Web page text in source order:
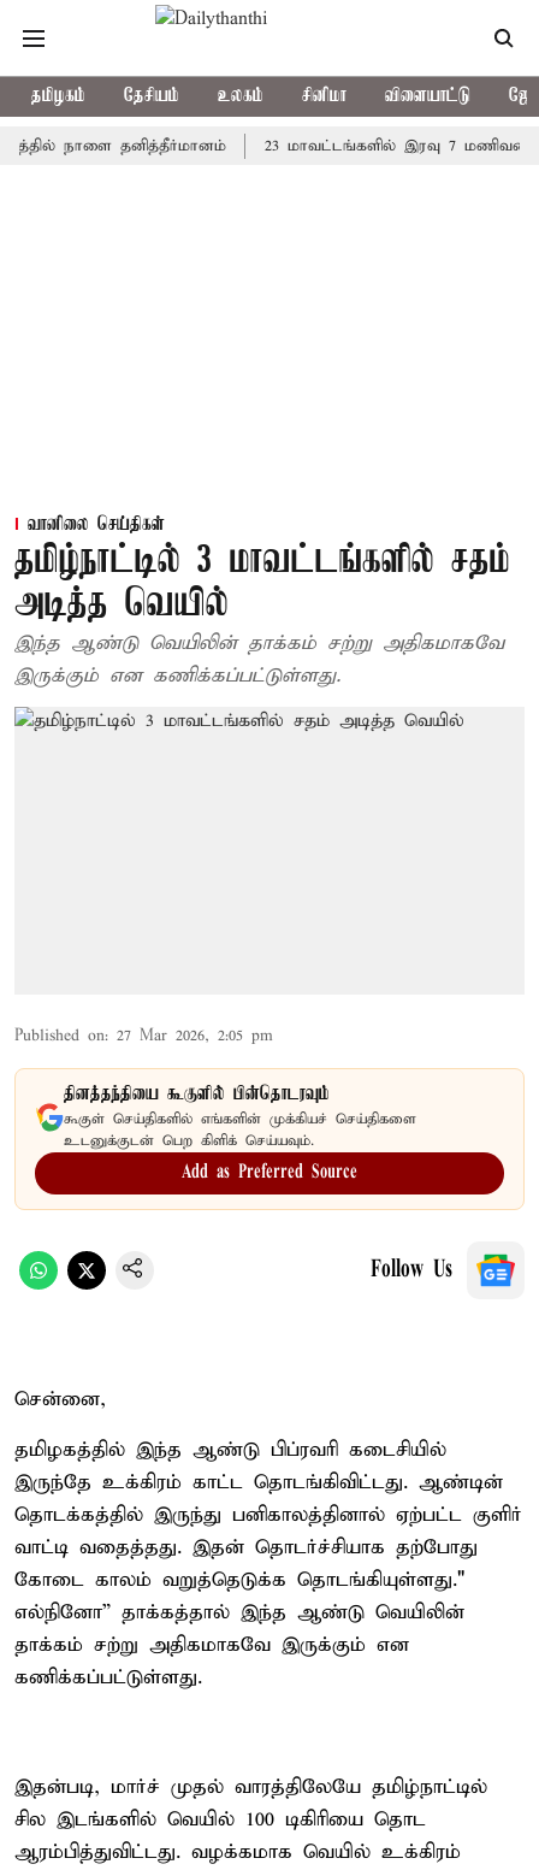
தமிழகம் தேசியம் உலகம் சினிமா விளையாட்டு
நாளை தனித்தீர்மானம் 23 மாவட்டங்களில் இரவு 7 மணிவரை மழை
வானிலை செய்திகள்
தமிழ்நாட்டில் 3 மாவட்டங்களில் சதம்
அடித்த வெயில்
இந்த ஆண்டு வெயிலின் தாக்கம் சற்று அதிகமாகவே
இருக்கும் என கணிக்கப்பட்டுள்ளது.
Published on: 27 Mar 2026, 2:05 pm
தினத்தந்தியை கூகுளில் பின்தொடரவும்
கூகுள் செய்திகளில் எங்களின் முக்கியச் செய்திகளை
உடனுக்குடன் பெற கிளிக் செய்யவும்.
Add as Preferred Source
Follow Us
சென்னை,
தமிழகத்தில் இந்த ஆண்டு பிப்ரவரி கடைசியில்
இருந்தே உக்கிரம் காட்ட தொடங்கிவிட்டது. ஆண்டின்
தொடக்கத்தில் இருந்து பனிகாலத்தினால் ஏற்பட்ட குளிர்
வாட்டி வதைத்தது. இதன் தொடர்ச்சியாக தற்போது
கோடை காலம் வறுத்தெடுக்க தொடங்கியுள்ளது."
எல்நினோ” தாக்கத்தால் இந்த ஆண்டு வெயிலின்
தாக்கம் சற்று அதிகமாகவே இருக்கும் என
கணிக்கப்பட்டுள்ளது.
இதன்படி, மார்ச் முதல் வாரத்திலேயே தமிழ்நாட்டில்
சில இடங்களில் வெயில் 100 டிகிரியை தொட
ஆரம்பித்துவிட்டது. வழக்கமாக வெயில் உக்கிரம்